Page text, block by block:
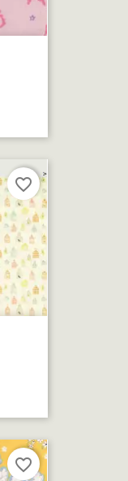
favorite_border
favorite_border